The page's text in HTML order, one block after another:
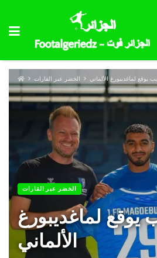
الخضر عبر القارات يوقع لماغديبورغ الألماني
الخضر عبر القارات
يوقع لماغديبورغ
الألماني